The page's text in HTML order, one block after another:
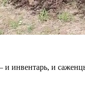
инвентарь, и